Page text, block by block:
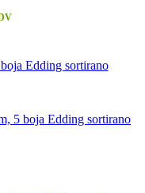
Edding sortirano